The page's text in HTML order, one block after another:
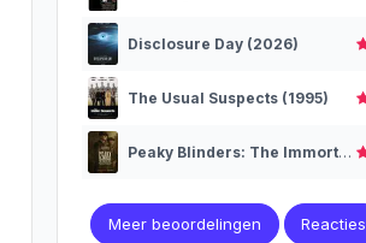
Disclosure Day (2026)
The Usual Suspects (1995)
Peaky Blinders: The Immortal Man (2026)
Meer beoordelingen Reacties